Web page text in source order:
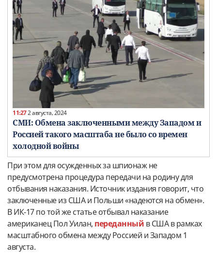
11:272 августа, 2024
СМИ: Обмена заключенными между Западом и
Россией такого масштаба не было со времен
холодной войны
При этом для осужденных за шпионаж не
предусмотрена процедура передачи на родину для
отбывания наказания. Источник издания говорит, что
заключенные из США и Польши «надеются на обмен».
В ИК-17 по той же статье отбывал наказание
американец Пол Уилан, переданный в США в рамках
масштабного обмена между Россией и Западом 1
августа.